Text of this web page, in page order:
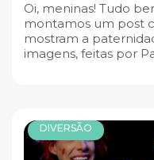
Oi, meninas! Tudo
montamos um post
mostram a
imagens, feitas por
DIVERSÃO